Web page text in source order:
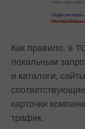
Как правило, в
локальным
и каталоги,
карточки
трафик.